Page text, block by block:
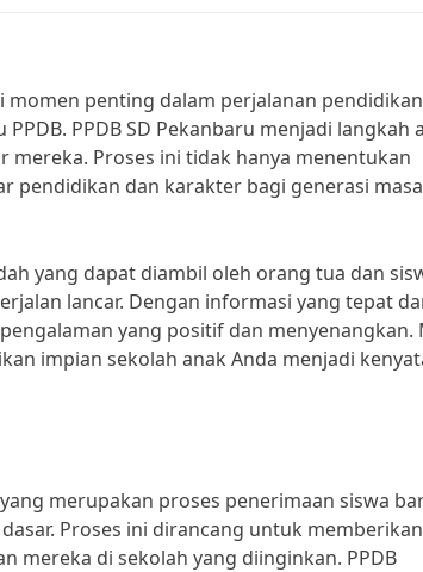
penting dalam perjalanan pendidikan
PPDB SD Pekanbaru menjadi langkah
Proses ini tidak hanya menentukan
pendidikan dan karakter bagi generasi masa
yang dapat diambil oleh orang tua dan
lancar. Dengan informasi yang tepat
yang positif dan menyenangkan.
impian sekolah anak Anda menjadi
merupakan proses penerimaan siswa
Proses ini dirancang untuk memberikan
mereka di sekolah yang diinginkan. PPDB